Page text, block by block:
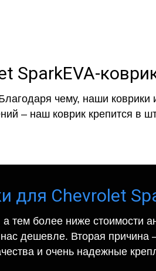
EVA-
чему, наши
– наш коврик крепится в
для Chevrolet
более ниже стоимости
дешевле. Вторая
и очень надежные